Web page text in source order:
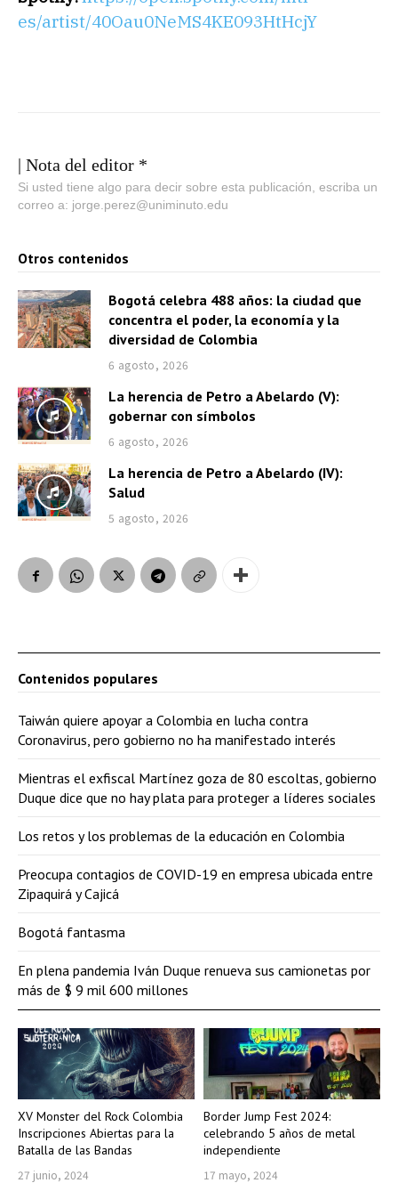
es/artist/40Oau0NeMS4KE093HtHcjY
| Nota del editor *
Si usted tiene algo para decir sobre esta publicación, escriba un
correo a: jorge.perez@uniminuto.edu
Otros contenidos
Bogotá celebra 488 años: la ciudad que
concentra el poder, la economía y la
diversidad de Colombia
6 agosto, 2026
La herencia de Petro a Abelardo (V):
gobernar con símbolos
6 agosto, 2026
La herencia de Petro a Abelardo (IV):
Salud
5 agosto, 2026
XV Monster del Rock Colombia
Inscripciones Abiertas para la
Batalla de las Bandas
27 junio, 2024
Border Jump Fest 2024:
celebrando 5 años de metal
independiente
17 mayo, 2024
Contenidos populares
Taiwán quiere apoyar a Colombia en lucha contra
Coronavirus, pero gobierno no ha manifestado interés
Mientras el exfiscal Martínez goza de 80 escoltas, gobierno
Duque dice que no hay plata para proteger a líderes sociales
Los retos y los problemas de la educación en Colombia
Preocupa contagios de COVID-19 en empresa ubicada entre
Zipaquirá y Cajicá
Bogotá fantasma
En plena pandemia Iván Duque renueva sus camionetas por
más de $ 9 mil 600 millones